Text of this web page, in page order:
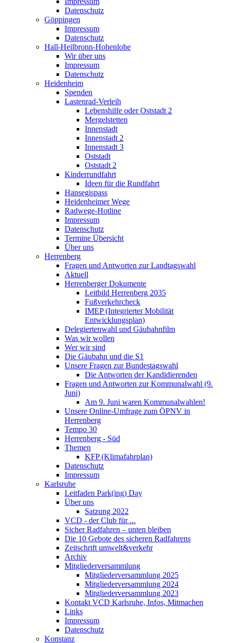
Datenschutz
Göppingen
Impressum
Datenschutz
Hall-Heilbronn-Hohenlohe
Wir über uns
Impressum
Datenschutz
Heidenheim
Spenden
Lastenrad-Verleih
Lebenshilfe oder Oststadt 2
Mergelstetten
Innenstadt
Innenstadt 2
Innenstadt 3
Oststadt
Oststadt 2
Kinderrundfahrt
Ideen für die Rundfahrt
Hansegispass
Heidenheimer Wege
Radwege-Hotline
Impressum
Datenschutz
Termine Übersicht
Über uns
Herrenberg
Fragen und Antworten zur Landtagswahl
Aktuell
Herrenberger Dokumente
Leitbild Herrenberg 2035
Fußverkehrcheck
IMEP (Integrierter Mobilität
Entwicklungsplan)
Delegiertenwahl und Gäubahnfilm
Was wir wollen
Wer wir sind
Die Gäubahn und die S1
Unsere Fragen zur Bundestagswahl
Die Antworten der Kandidierenden
Fragen und Antworten zur Kommunalwahl (9.
Juni)
Am 9. Juni waren Kommunalwahlen!
Unsere Online-Umfrage zum ÖPNV in
Herrenberg
Tempo 30
Herrenberg - Süd
Themen
KFP (Klimafahrplan)
Datenschutz
Impressum
Karlsruhe
Leitfaden Park(ing) Day
Über uns
Satzung 2022
VCD - der Club für ...
Sicher Radfahren – unten bleiben
Die 10 Gebote des sicheren Radfahrens
Zeitschrift umwelt&verkehr
Archiv
Mitgliederversammlung
Mitgliederversammlung 2025
Mitgliederversammlung 2024
Mitgliederversammlung 2023
Kontakt VCD Karlsruhe, Infos, Mitmachen
Links
Impressum
Datenschutz
Konstanz